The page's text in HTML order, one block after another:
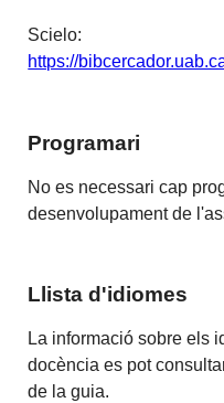
Scielo:
https://
Programari
No es necessari cap
desenvolupament de
Llista d'idiomes
La informació sobre els
docència es pot
de la guia.